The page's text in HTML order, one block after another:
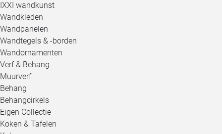
IXXI wandkunst
Wandkleden
Wandpanelen
Wandtegels & -borden
Wandornamenten
Verf & Behang
Muurverf
Behang
Behangcirkels
Eigen Collectie
Koken & Tafelen